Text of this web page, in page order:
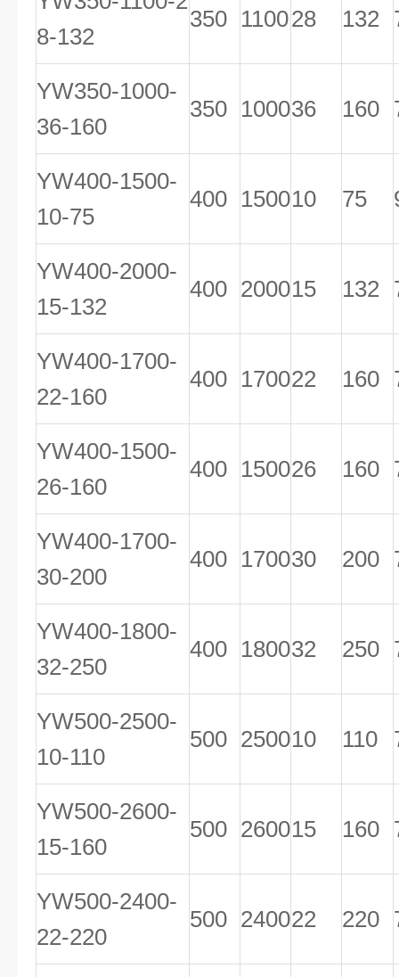
8-132
350 110028 132
YW350-1000-
36-160
350 100036 160
YW400-1500-
10-75
400 150010 75
YW400-2000-
15-132
400 200015 132
YW400-1700-
22-160
400 170022 160
YW400-1500-
26-160
400 150026 160
YW400-1700-
30-200
400 170030 200
YW400-1800-
32-250
400 180032 250
YW500-2500-
10-110
500 250010 110
YW500-2600-
15-160
500 260015 160
YW500-2400-
22-220
500 240022 220